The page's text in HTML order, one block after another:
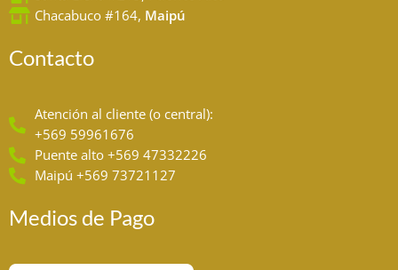
Chacabuco #164, Maipú
Contacto
Atención al cliente (o central):
+569 59961676
Puente alto +569 47332226
Maipú +569 73721127
Medios de Pago